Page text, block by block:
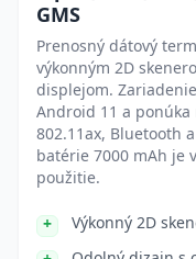
GMS
Prenosný dátový
výkonným 2D
displejom.
Android 11 a
802.11ax, Bluetooth
batérie 7000 mAh je
použitie.
Výkonný 2D